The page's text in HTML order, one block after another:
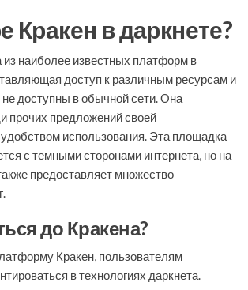
Кракен в даркнете?
из наиболее известных платформ в
доступ к различным ресурсам и
доступны в обычной сети. Она
прочих предложений своей
использования. Эта площадка
с темными сторонами интернета, но на
предоставляет множество
до Кракена?
Кракен, пользователям
в технологиях даркнета.